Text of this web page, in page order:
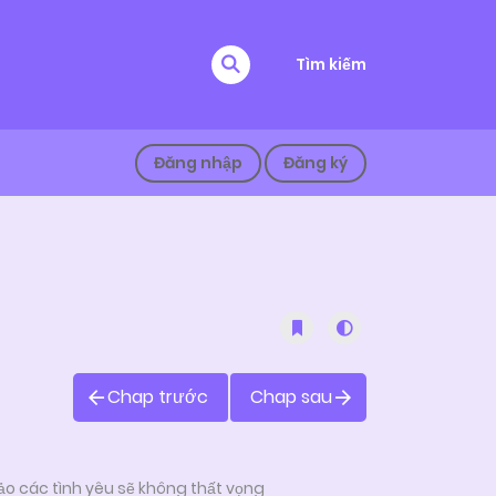
Tìm kiếm
Đăng nhập Đăng ký
Chap trước Chap sau
các tình yêu sẽ không thất vọng